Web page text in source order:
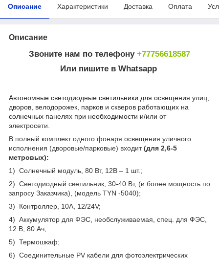
Описание Характеристики Доставка Оплата
Описание
Звоните нам по телефону +77756618587
Или пишите в Whatsapp
Автономные светодиодные светильники для освещения улиц,
дворов, велодорожек, парков и скверов работающих на
солнечных панелях при необходимости и/или от
электросети.
В полный комплект одного фонаря освещения уличного
исполнения (дворовые/парковые) входит(для 2,6-5
метровых):
1) Солнечный модуль, 80 Вт, 12В – 1 шт.;
2) Светодиодный светильник, 30-40 Вт, (и более мощность по
запросу Заказчика), (модель TYN -5040);
3) Контроллер, 10A, 12/24V;
4) Аккумулятор для ФЭС, необслуживаемая, спец. для ФЭС,
12 В, 80 Ач;
5) Термошкаф;
6) Соединительные PV кабели для фотоэлектрических